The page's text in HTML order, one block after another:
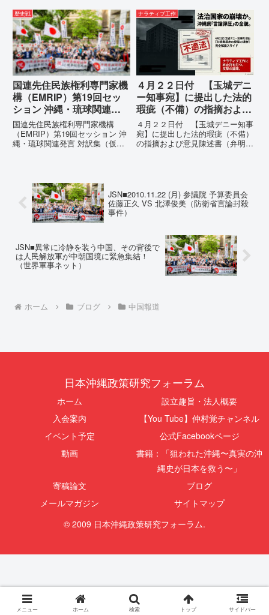
強行しようとしている「仲村覚の
実名公表」。行政側はこの行為
を、特定の個人を社会的制裁に追
い込むための「仕上げ」だと考え
て...
所：沖縄県那覇市電 話：080-
【陳情03】沖縄県におけるメデ
ィア誤報の放置および行政の不作
為に対する責任追及と再発防...
歴史戦
国連先住民族権利専門家機
構（EMRIP）第19回セッ
ション 沖縄・琉球関連発
言 対訳集（仮訳）
国連先住民族権利専門家機構
（EMRIP）第19回セッション 沖
縄・琉球関連発言 対訳集（仮
定、PFAS（有機フッ素化合物）
問題、米軍基地、伝統文化（...
ナラティブ工作
４月２２日付 【玉城デニ
ー知事宛】に提出した法的
瑕疵（不備）の指摘および
意見陳述書（弁明書）提出
の留保の通告
４月２２日付 【玉城デニー知事
宛】に提出した法的瑕疵（不備）
の指摘および意見陳述書（弁明
この時は、違法を認めて軌道修正
す...
JSN■2010.11.22 (月) 参議院 予算委員会
佐藤正久 VS 北澤俊美（防衛省言論封殺
事件）
JSN■異常に冷静を装う中国、その背後で
は人民解放軍が中朝国境に緊急集結！
（世界軍事ネット）
ホーム ブログ 中国報道
日本沖縄政策研究フォーラム
ホーム
設立趣旨・法人概要
入会案内
【You Tube】仲村覚チャンネル
イベント予定
公式Facebookページ
動画
書籍：「狙われた沖縄〜真実の沖
縄史が日本を救う〜」
寄稿論文
ブログ
メールマガジン
サイトマップ
© 2009 日本沖縄政策研究フォーラム.
メニュー ホーム 検索 トップ サイドバー